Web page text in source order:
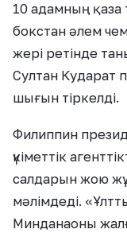
10 адамның қаза
бокстан әлем
жері ретінде
Султан Кударат
шығын тіркелді.
Филиппин
үкіметтік
салдарын жою
мәлімдеді.
Минданаоны